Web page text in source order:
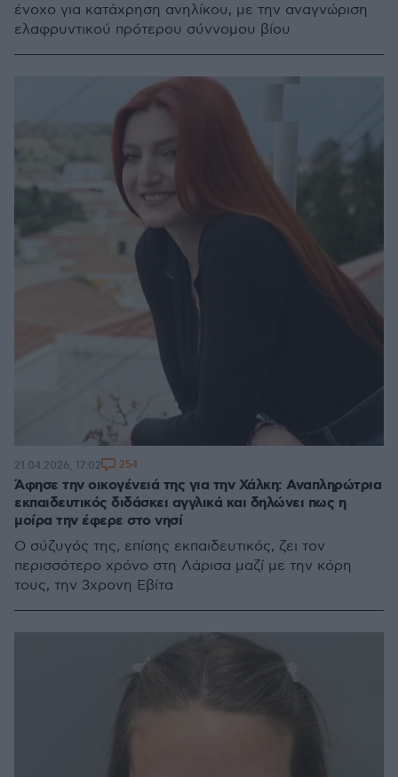
ένοχο για κατάχρηση ανηλίκου, με την αναγνώριση
ελαφρυντικού πρότερου σύννομου βίου
Άφησε την οικογένειά της για την Χάλκη: Αναπληρώτρια
εκπαιδευτικός διδάσκει αγγλικά και δηλώνει πως η
μοίρα την έφερε στο νησί
Ο σύζυγός της, επίσης εκπαιδευτικός, ζει τον
περισσότερο χρόνο στη Λάρισα μαζί με την κόρη
τους, την 3χρονη Εβίτα
21.04.2026, 17:02 254